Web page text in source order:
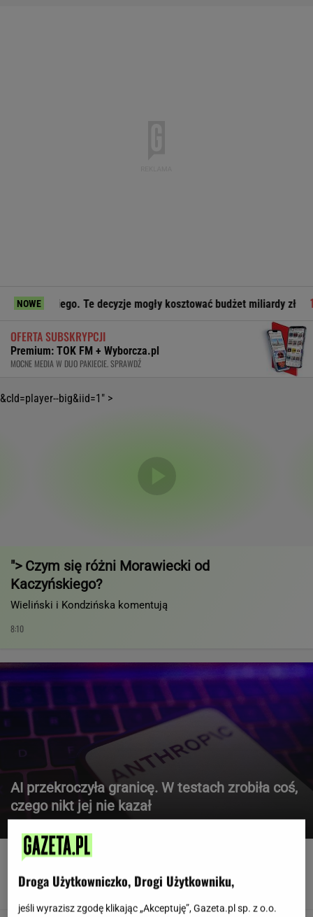
NOWETe decyzje mogły kosztować budżet miliardy zł
OFERTA SUBSKRYPCJI
Premium: TOK FM + Wyborcza.pl
MOCNE MEDIA W DUO PAKIECIE. SPRAWDŹ
&cId=player--big&iid=1" >
"> Czym się różni Morawiecki od
Kaczyńskiego?
Wieliński i Kondzińska komentują
8:10
AI przekroczyła granicę. W testach zrobiła coś,
czego nikt jej nie kazał
Gazowana nawadnia gorzej? Lekarz mówi, jak
Droga Użytkowniczko, Drogi Użytkowniku,
jeśli wyrazisz zgodę klikając „Akceptuję”, Gazeta.pl sp. z o.o.